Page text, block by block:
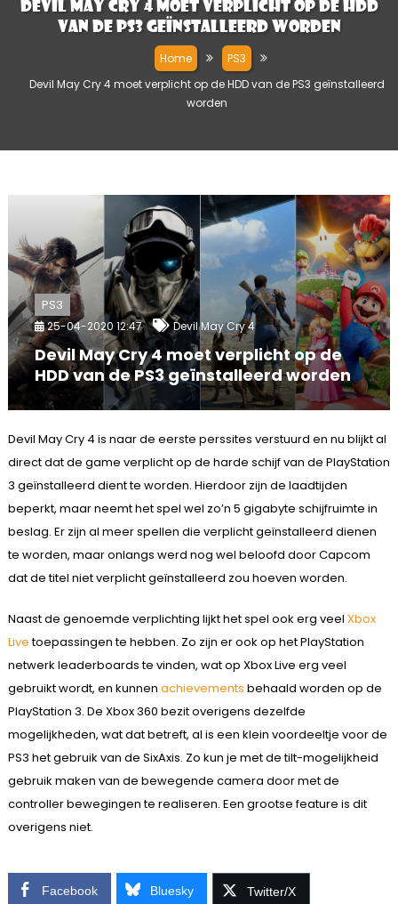
Devil May Cry 4 moet verplicht op de HDD
van de PS3 geïnstalleerd worden
Home
PS3
Devil May Cry 4 moet verplicht op de HDD van de PS3 geïnstalleerd
worden
PS3
25-04-2020 12:47 Devil May Cry 4
Devil May Cry 4 moet verplicht op de
HDD van de PS3 geïnstalleerd worden
Devil May Cry 4 is naar de eerste perssites verstuurd en nu blijkt al
direct dat de game verplicht op de harde schijf van de PlayStation
3 geïnstalleerd dient te worden. Hierdoor zijn de laadtijden
beperkt, maar neemt het spel wel zo’n 5 gigabyte schijfruimte in
beslag. Er zijn al meer spellen die verplicht geïnstalleerd dienen
te worden, maar onlangs werd nog wel beloofd door Capcom
dat de titel niet verplicht geïnstalleerd zou hoeven worden.
Naast de genoemde verplichting lijkt het spel ook erg veel Xbox
Livetoepassingen te hebben. Zo zijn er ook op het PlayStation
netwerk leaderboards te vinden, wat op Xbox Live erg veel
gebruikt wordt, en kunnen achievements behaald worden op de
PlayStation 3. De Xbox 360 bezit overigens dezelfde
mogelijkheden, wat dat betreft, al is een klein voordeeltje voor de
PS3 het gebruik van de SixAxis. Zo kun je met de tilt-mogelijkheid
gebruik maken van de bewegende camera door met de
controller bewegingen te realiseren. Een grootse feature is dit
overigens niet.
Facebook Bluesky Twitter/X